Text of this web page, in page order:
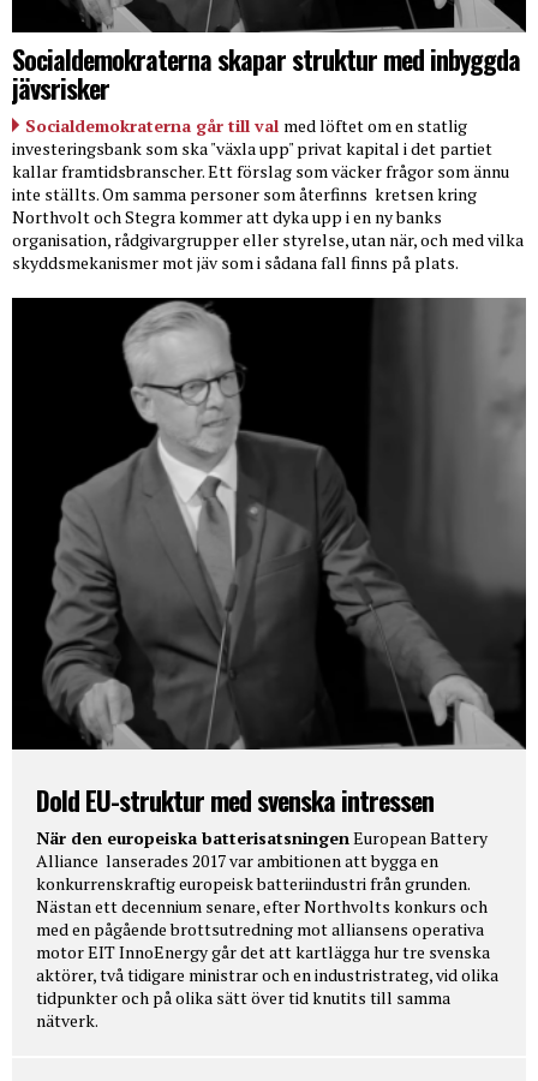
Socialdemokraterna skapar struktur med inbyggda
jävsrisker
Socialdemokraterna går till val med löftet om en statlig
investeringsbank som ska "växla upp" privat kapital i det partiet
kallar framtidsbranscher. Ett förslag som väcker frågor som ännu
inte ställts. Om samma personer som återfinns kretsen kring
Northvolt och Stegra kommer att dyka upp i en ny banks
organisation, rådgivargrupper eller styrelse, utan när, och med vilka
skyddsmekanismer mot jäv som i sådana fall finns på plats.
Dold EU-struktur med svenska intressen
När den europeiska batterisatsningen European Battery
Alliance lanserades 2017 var ambitionen att bygga en
konkurrenskraftig europeisk batteriindustri från grunden.
Nästan ett decennium senare, efter Northvolts konkurs och
med en pågående brottsutredning mot alliansens operativa
motor EIT InnoEnergy går det att kartlägga hur tre svenska
aktörer, två tidigare ministrar och en industristrateg, vid olika
tidpunkter och på olika sätt över tid knutits till samma
nätverk.